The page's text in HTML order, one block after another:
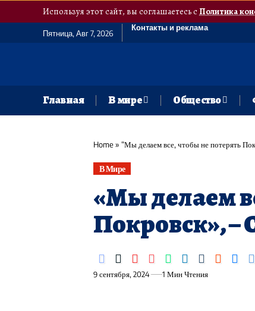
Используя этот сайт, вы соглашаетесь сПолитика
Пятница, Авг 7, 2026
Контакты и реклама
Главная В мире Общество
Home» “Мы делаем все, чтобы не потерять
В Мире
«Мы делаем
Покровск»,
9 сентября, 2024 1 Мин Чтения